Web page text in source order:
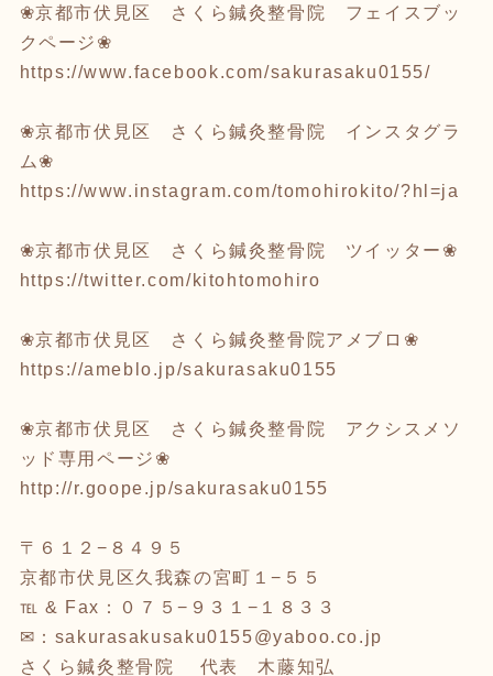
❀京都市伏見区 さくら鍼灸整骨院 フェイスブッ
クページ❀
https://www.facebook.com/sakurasaku0155/
❀京都市伏見区 さくら鍼灸整骨院 インスタグラ
ム❀
https://www.instagram.com/tomohirokito/?hl=ja
❀京都市伏見区 さくら鍼灸整骨院 ツイッター❀
https://twitter.com/kitohtomohiro
❀京都市伏見区 さくら鍼灸整骨院アメブロ❀
https://ameblo.jp/sakurasaku0155
❀京都市伏見区 さくら鍼灸整骨院 アクシスメソ
ッド専用ページ❀
http://r.goope.jp/sakurasaku0155
〒６１２−８４９５
京都市伏見区久我森の宮町１−５５
℡ & Fax：０７５−９３１−１８３３
✉：sakurasakusaku0155@yaboo.co.jp
さくら鍼灸整骨院 代表 木藤知弘